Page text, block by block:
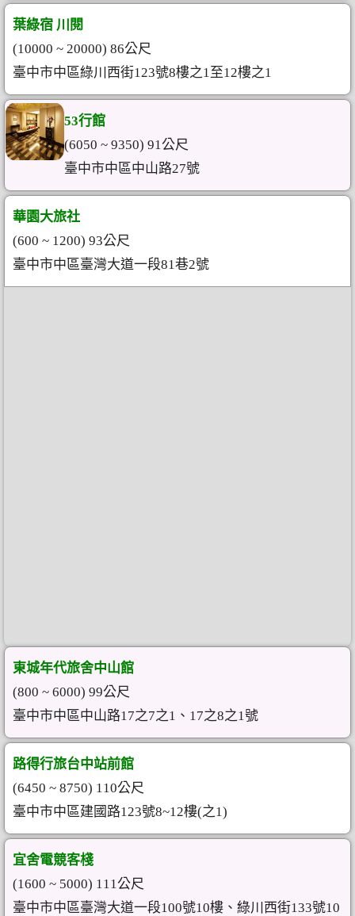
葉綠宿 川閱
(10000 ~ 20000) 86公尺
臺中市中區綠川西街123號8樓之1至12樓之1
53行館
(6050 ~ 9350) 91公尺
臺中市中區中山路27號
華園大旅社
(600 ~ 1200) 93公尺
臺中市中區臺灣大道一段81巷2號
東城年代旅舍中山館
(800 ~ 6000) 99公尺
臺中市中區中山路17之7之1、17之8之1號
路得行旅台中站前館
(6450 ~ 8750) 110公尺
臺中市中區建國路123號8~12樓(之1)
宜舍電競客棧
(1600 ~ 5000) 111公尺
臺中市中區臺灣大道一段100號10樓、綠川西街133號10